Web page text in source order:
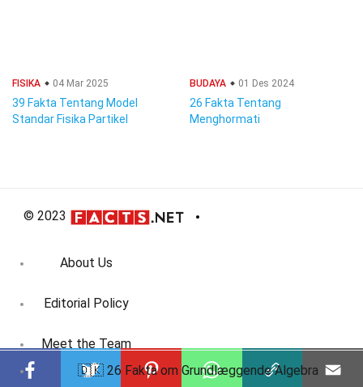
FISIKA 04 Mar 2025
39 Fakta Tentang Model
Standar Fisika Partikel
BUDAYA 01 Des 2024
26 Fakta Tentang
Menghormati
© 2023
About Us
Editorial Policy
Meet the Team
🇩🇰 26 Fakta om Grundlæggende Algebra